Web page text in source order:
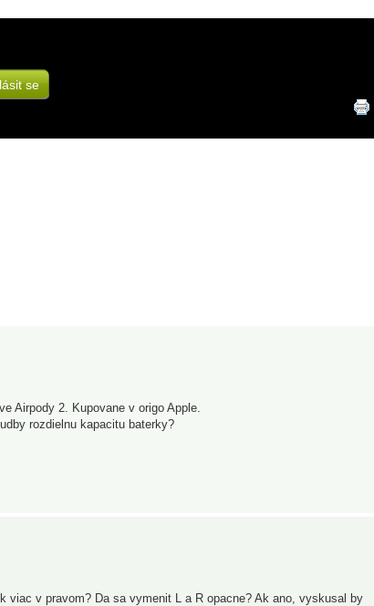
se
Airpody 2. Kupovane v origo Apple.
rozdielnu kapacitu baterky?
viac v pravom? Da sa vymenit L a R opacne? Ak ano, vyskusal by